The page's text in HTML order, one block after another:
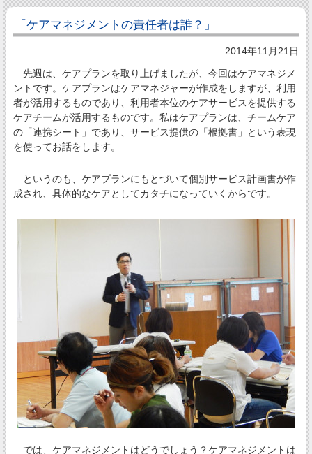
「ケアマネジメントの責任者は誰？」
2014年11月21日
先週は、ケアプランを取り上げましたが、今回はケアマネジメ
ントです。ケアプランはケアマネジャーが作成をしますが、利用
者が活用するものであり、利用者本位のケアサービスを提供する
ケアチームが活用するものです。私はケアプランは、チームケア
の「連携シート」であり、サービス提供の「根拠書」という表現
を使ってお話をします。
というのも、ケアプランにもとづいて個別サービス計画書が作
成され、具体的なケアとしてカタチになっていくからです。
では、ケアマネジメントはどうでしょう？ケアマネジメントは